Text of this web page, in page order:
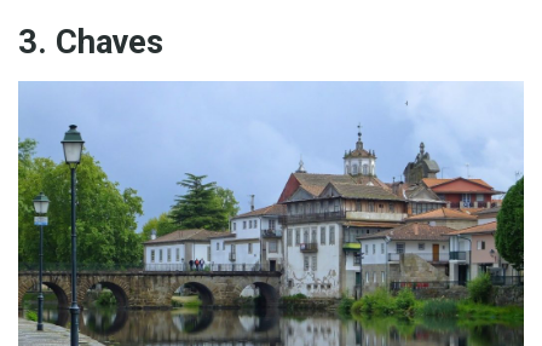
3. Chaves